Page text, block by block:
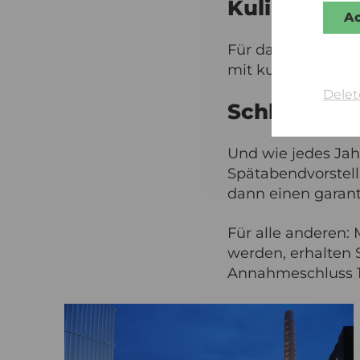
Für das leibliche
mit kulinarischen
Und wie jedes
dann einen
Für alle anderen:
werden, erhalten
Annahmeschluss